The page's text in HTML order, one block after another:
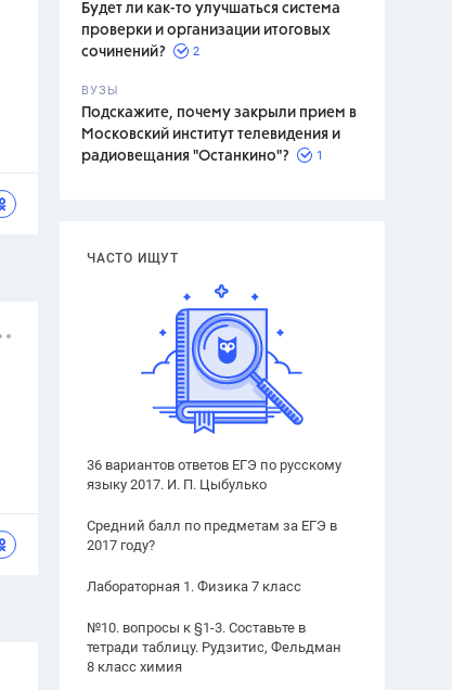
Будет ли как-то улучшаться система
проверки и организации итоговых
сочинений?
2
ВУЗЫ
Подскажите, почему закрыли прием в
Московский институт телевидения и
радиовещания "Останкино"?
1
ЧАСТО ИЩУТ
36 вариантов ответов ЕГЭ по русскому
языку 2017. И. П. Цыбулько
Средний балл по предметам за ЕГЭ в
2017 году?
Лабораторная 1. Физика 7 класс
№10. вопросы к §1-3. Составьте в
тетради таблицу. Рудзитис, Фельдман
8 класс химия